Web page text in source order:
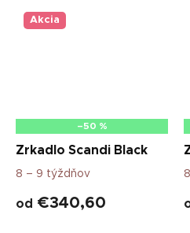
Akcia
–50 %
Zrkadlo Scandi Black
8 – 9 týždňov
od €340,60